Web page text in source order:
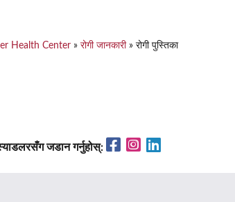
Health Center» रोगी जानकारी» रोगी पुस्तिका
जडान गर्नुहोस्: FacebookInstagram